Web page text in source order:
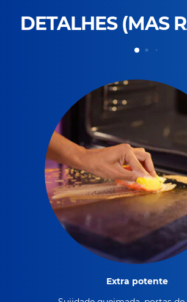
DETALHES (MAS
Extra potente